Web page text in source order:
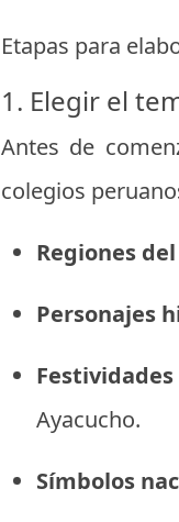
Etapas para
1. Elegir el
Antes de
colegios
Regiones
Personajes
Ayacucho.
Símbolos